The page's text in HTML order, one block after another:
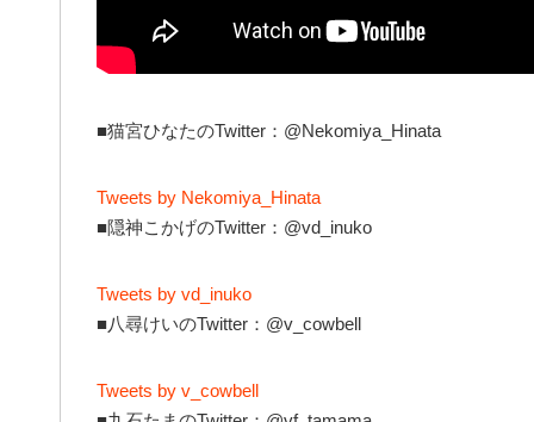
■猫宮ひなたのTwitter：@Nekomiya_Hinata
Tweets by Nekomiya_Hinata
■隠神こかげのTwitter：@vd_inuko
Tweets by vd_inuko
■八尋けいのTwitter：@v_cowbell
Tweets by v_cowbell